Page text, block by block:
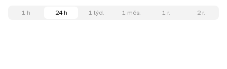
1 h 24 h 1 týd. 1 měs. 1 r. 2 r.